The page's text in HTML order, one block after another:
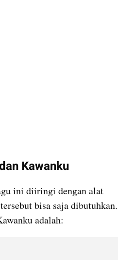
Kawanku
ini diiringi dengan alat
bisa saja dibutuhkan.
adalah: